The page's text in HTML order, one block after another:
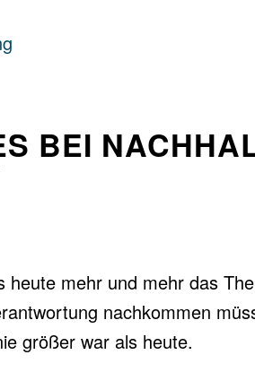
BEI
heute mehr und mehr das
nachkommen
größer war als heute.